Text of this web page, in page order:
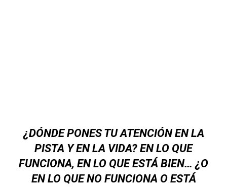
¿DÓNDE PONES TU ATENCIÓN EN LA
PISTA Y EN LA VIDA? EN LO QUE
FUNCIONA, EN LO QUE ESTÁ BIEN…¿O
EN LO QUE NO FUNCIONA O ESTÁ